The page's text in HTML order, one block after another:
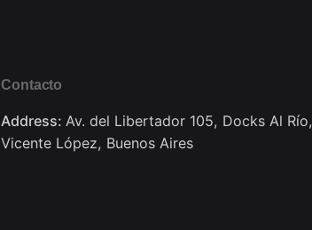
Contacto
Address:Av. del Libertador 105, Docks Al Río,
Vicente López, Buenos Aires